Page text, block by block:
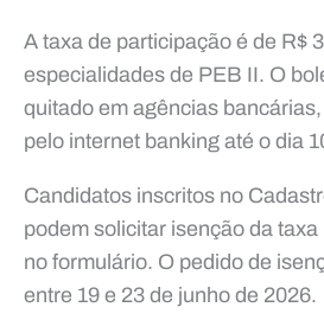
A taxa de participação é de R$
especialidades de PEB II. O
quitado em agências
pelo internet banking até o dia
Candidatos inscritos no
podem solicitar isenção da
no formulário. O pedido de
entre 19 e 23 de junho de 2026.